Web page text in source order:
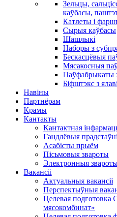
Зельцы,
каўбасы,
Катлеты і
Сырыя каўбасы
Шашлыкі
Наборы з
Бескасцёвыя
Мясакосныя
Паўфабрыкаты
Біфштэкс з
Навіны
Партнёрам
Крамы
Кантакты
Кантактная
Гандлёвыя
Асабісты прыём
Пісьмовыя звароты
Электронныя
Вакансіі
Актуальныя вакансіі
Перспектыўныя
Целевая
мясокомбинат»